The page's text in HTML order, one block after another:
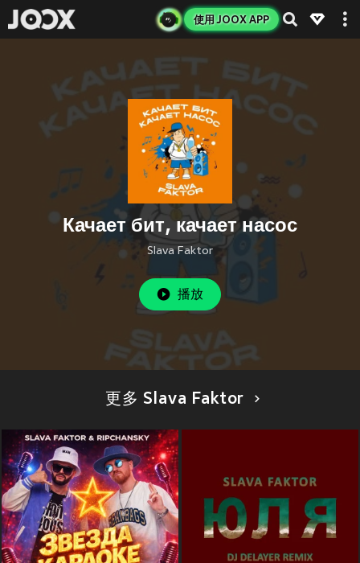
使用 JOOX APP
Качает бит, качает насос
Slava Faktor
播放
更多 Slava Faktor